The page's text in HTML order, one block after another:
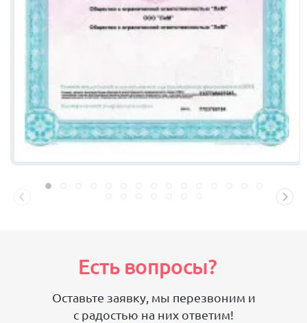
Есть вопросы?
Оставьте заявку, мы перезвоним и
с радостью на них ответим!